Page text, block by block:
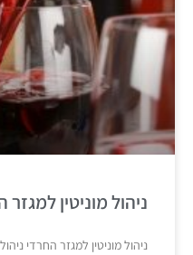
ניהול מוניטין למגזר
ניהול מוניטין למגזר החרדי